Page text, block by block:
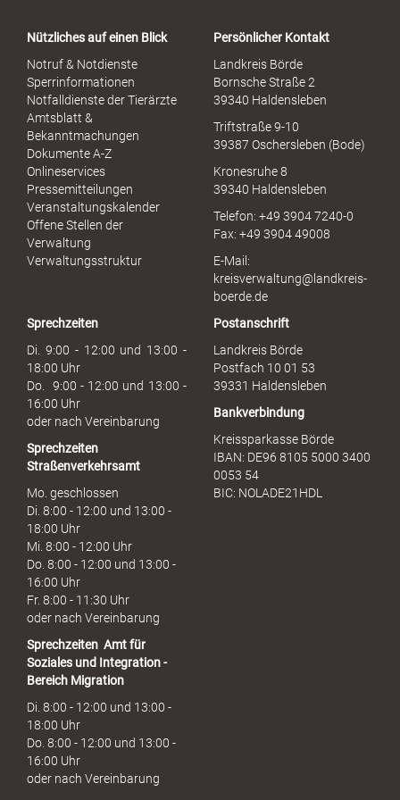
x
u
h
Nützliches auf einen Blick
Notruf & Notdienste
Sperrinformationen
Notfalldienste der Tierärzte
Amtsblatt &
Bekanntmachungen
Dokumente A-Z
Onlineservices
Pressemitteilungen
Veranstaltungskalender
Offene Stellen der
Verwaltung
Verwaltungsstruktur
Persönlicher Kontakt
Landkreis Börde
Bornsche Straße 2
39340 Haldensleben
Triftstraße 9-10
39387 Oschersleben (Bode)
Kronesruhe 8
39340 Haldensleben
Telefon: +49 3904 7240-0
Fax: +49 3904 49008
E-Mail:
kreisverwaltung@landkreis-
boerde.de
Sprechzeiten
Di. 9:00 - 12:00 und 13:00 -
18:00 Uhr
Do. 9:00 - 12:00 und 13:00 -
16:00 Uhr
oder nach Vereinbarung
Sprechzeiten
Straßenverkehrsamt
Mo. geschlossen
Di. 8:00 - 12:00 und 13:00 -
18:00 Uhr
Mi. 8:00 - 12:00 Uhr
Do. 8:00 - 12:00 und 13:00 -
16:00 Uhr
Fr. 8:00 - 11:30 Uhr
oder nach Vereinbarung
Sprechzeiten Amt für
Soziales und Integration -
Bereich Migration
Di. 8:00 - 12:00 und 13:00 -
18:00 Uhr
Do. 8:00 - 12:00 und 13:00 -
16:00 Uhr
oder nach Vereinbarung
Postanschrift
Landkreis Börde
Postfach 10 01 53
39331 Haldensleben
Bankverbindung
Kreissparkasse Börde
IBAN: DE96 8105 5000 3400
0053 54
BIC: NOLADE21HDL